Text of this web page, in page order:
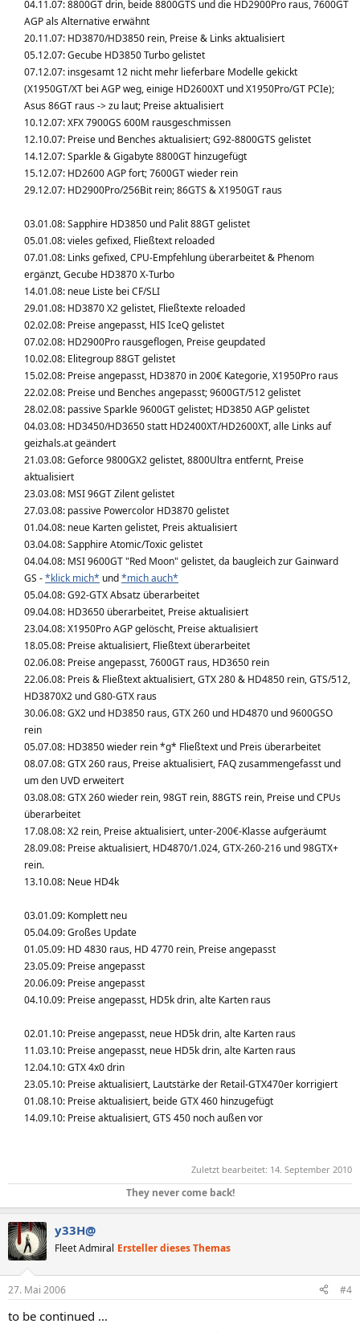
04.11.07: 8800GT drin, beide 8800GTS und die HD2900Pro raus, 7600GT
AGP als Alternative erwähnt
20.11.07: HD3870/HD3850 rein, Preise & Links aktualisiert
05.12.07: Gecube HD3850 Turbo gelistet
07.12.07: insgesamt 12 nicht mehr lieferbare Modelle gekickt
(X1950GT/XT bei AGP weg, einige HD2600XT und X1950Pro/GT PCIe);
Asus 86GT raus -> zu laut; Preise aktualisiert
10.12.07: XFX 7900GS 600M rausgeschmissen
12.10.07: Preise und Benches aktualisiert; G92-8800GTS gelistet
14.12.07: Sparkle & Gigabyte 8800GT hinzugefügt
15.12.07: HD2600 AGP fort; 7600GT wieder rein
29.12.07: HD2900Pro/256Bit rein; 86GTS & X1950GT raus
03.01.08: Sapphire HD3850 und Palit 88GT gelistet
05.01.08: vieles gefixed, Fließtext reloaded
07.01.08: Links gefixed, CPU-Empfehlung überarbeitet & Phenom
ergänzt, Gecube HD3870 X-Turbo
14.01.08: neue Liste bei CF/SLI
29.01.08: HD3870 X2 gelistet, Fließtexte reloaded
02.02.08: Preise angepasst, HIS IceQ gelistet
07.02.08: HD2900Pro rausgeflogen, Preise geupdated
10.02.08: Elitegroup 88GT gelistet
15.02.08: Preise angepasst, HD3870 in 200€ Kategorie, X1950Pro raus
22.02.08: Preise und Benches angepasst; 9600GT/512 gelistet
28.02.08: passive Sparkle 9600GT gelistet; HD3850 AGP gelistet
04.03.08: HD3450/HD3650 statt HD2400XT/HD2600XT, alle Links auf
geizhals.at geändert
21.03.08: Geforce 9800GX2 gelistet, 8800Ultra entfernt, Preise
aktualisiert
23.03.08: MSI 96GT Zilent gelistet
27.03.08: passive Powercolor HD3870 gelistet
01.04.08: neue Karten gelistet, Preis aktualisiert
03.04.08: Sapphire Atomic/Toxic gelistet
04.04.08: MSI 9600GT "Red Moon" gelistet, da baugleich zur Gainward
GS -*klick mich* und*mich auch*
05.04.08: G92-GTX Absatz überarbeitet
09.04.08: HD3650 überarbeitet, Preise aktualisiert
23.04.08: X1950Pro AGP gelöscht, Preise aktualisiert
18.05.08: Preise aktualisiert, Fließtext überarbeitet
02.06.08: Preise angepasst, 7600GT raus, HD3650 rein
22.06.08: Preis & Fließtext aktualisiert, GTX 280 & HD4850 rein, GTS/512,
HD3870X2 und G80-GTX raus
30.06.08: GX2 und HD3850 raus, GTX 260 und HD4870 und 9600GSO
rein
05.07.08: HD3850 wieder rein *g* Fließtext und Preis überarbeitet
08.07.08: GTX 260 raus, Preise aktualisiert, FAQ zusammengefasst und
um den UVD erweitert
03.08.08: GTX 260 wieder rein, 98GT rein, 88GTS rein, Preise und CPUs
überarbeitet
17.08.08: X2 rein, Preise aktualisiert, unter-200€-Klasse aufgeräumt
28.09.08: Preise aktualisiert, HD4870/1.024, GTX-260-216 und 98GTX+
rein.
13.10.08: Neue HD4k
03.01.09: Komplett neu
05.04.09: Großes Update
01.05.09: HD 4830 raus, HD 4770 rein, Preise angepasst
23.05.09: Preise angepasst
20.06.09: Preise angepasst
04.10.09: Preise angepasst, HD5k drin, alte Karten raus
02.01.10: Preise angepasst, neue HD5k drin, alte Karten raus
11.03.10: Preise angepasst, neue HD5k drin, alte Karten raus
12.04.10: GTX 4x0 drin
23.05.10: Preise aktualisiert, Lautstärke der Retail-GTX470er korrigiert
01.08.10: Preise aktualisiert, beide GTX 460 hinzugefügt
14.09.10: Preise aktualisiert, GTS 450 noch außen vor
Zuletzt bearbeitet: 14. September 2010
They never come back!
y33H@
Fleet Admiral Ersteller dieses Themas
27. Mai 2006 #4
to be continued ...